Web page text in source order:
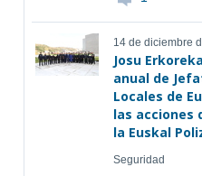
14 de diciembre
Josu
anual de
Locales de
las acciones
la Euskal
Seguridad